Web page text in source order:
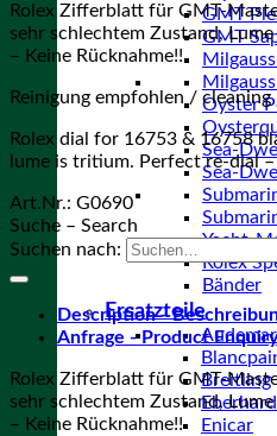
GMT
GMT
Oyster
Sea-
Sea-
Yacht-
Rolex
Bänder
Ersatzteile
Breitling
Eberhard
Enicar
Rolex Zifferblatt für GMT-
sehr schlechtem Zustand,
– Keine Rücknahme!!
Reinigung empfohlen / cleaning
Rolex dial for 16753 & 16758
lume is tritium. Perfect re-dial
Art.Nr.: G0690
Suche – Search
Suchen nach:
Description -
Anfrage - Product Enquiry
Rolex Zifferblatt für GMT-
sehr schlechtem Zustand,
– Keine Rücknahme!!